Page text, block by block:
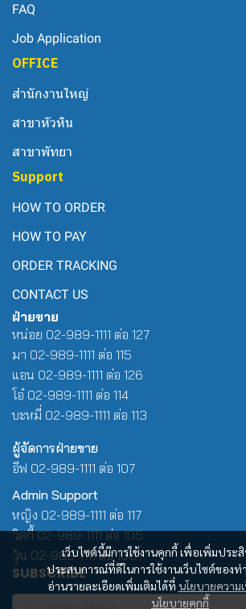
เว็บไซต์นี้มีการใช้งานคุกกี้ เพื่อเพิ่มประ
ประสบการณ์ที่ดีในการใช้งานเว็บไซต์ของท่
อ่านรายละเอียดเพิ่มเติมได้ที่ นโยบายความ
นโยบายคุกกี้
FAQ
Job Application
OFFICE
สำนักงานใหญ่
สาขาหัวหิน
สาขาพัทยา
Support
HOW TO ORDER
HOW TO PAY
ORDER TRACKING
CONTACT US
ฝ่ายขาย
หน่อย 02-989-1111 ต่อ 127
มา 02-989-1111 ต่อ 115
แอน 02-989-1111 ต่อ 126
โอ๋ 02-989-1111 ต่อ 114
บะหมี่ 02-989-1111 ต่อ 113
ผู้จัดการฝ่ายขาย
อีฟ 02-989-1111 ต่อ 107
Admin Support
หญิง 02-989-1111 ต่อ 117
วิคกี้ 02-989-1111 ต่อ 105
วุ้น 02-989-1111 ต่อ 100
SUBSCRIBE